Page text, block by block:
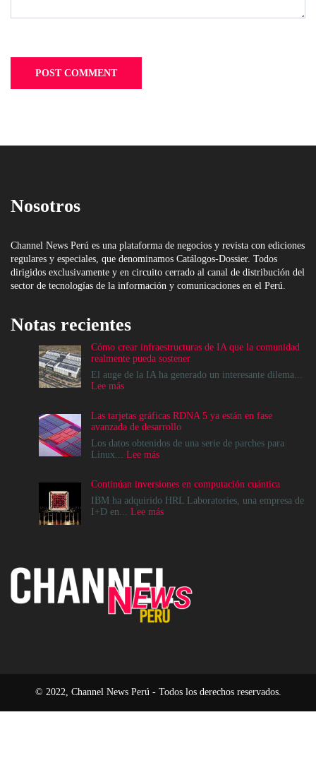
Nosotros
Channel News Perú es una plataforma de negocios y revista con ediciones
regulares y especiales, que denominamos Catálogos-Dossier. Todos
dirigidos exclusivamente y en circuito cerrado al canal de distribución del
sector de tecnologías de la información y comunicaciones en el Perú.
Notas recientes
Cómo crear infraestructuras de IA que la comunidad
realmente pueda sostener
El auge de la IA ha generado un interesante dilema...
Lee más:
infraestructuras
de
IA
que
realmente
pueda
sostener
Las tarjetas gráficas RDNA 5 ya están en fase
avanzada de desarrollo
Los datos obtenidos de una serie de parches para
Linux... Lee más:
gráficas
RDNA
5
avanzada
desarrollo
Continúan inversiones en computación cuántica
IBM ha adquirido HRL Laboratories, una empresa de
I+D en... Lee más:
© 2022, Channel News Perú - Todos los derechos reservados.